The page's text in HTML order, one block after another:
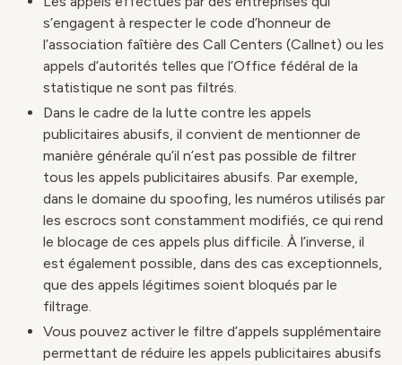
s’engagent à respecter le code d’honneur de
l’association faîtière des Call Centers (Callnet) ou les
appels d’autorités telles que l’Office fédéral de la
statistique ne sont pas filtrés.
Dans le cadre de la lutte contre les appels
publicitaires abusifs, il convient de mentionner de
manière générale qu’il n’est pas possible de filtrer
tous les appels publicitaires abusifs. Par exemple,
dans le domaine du spoofing, les numéros utilisés par
les escrocs sont constamment modifiés, ce qui rend
le blocage de ces appels plus difficile. À l’inverse, il
est également possible, dans des cas exceptionnels,
que des appels légitimes soient bloqués par le
filtrage.
Vous pouvez activer le filtre d’appels supplémentaire
permettant de réduire les appels publicitaires abusifs